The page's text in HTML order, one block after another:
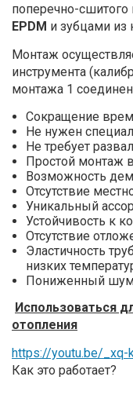
поперечно-сшитого
EPDM и зубцами
Монтаж
инструмента
монтажа 1
Сокращение
Не нужен
Не требует
Простой монтаж
Возможность
Отсутствие
Уникальный
Устойчивость к
Отсутствие
Эластичность
низких
Пониженный шум
Использоваться
отопления
https://youtu.be/_xq-
Как это работает?